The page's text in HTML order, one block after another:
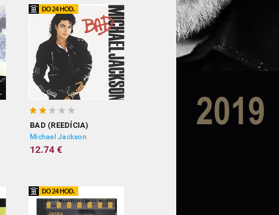
BAD (REEDÍCIA)
Michael Jackson
12.74 €